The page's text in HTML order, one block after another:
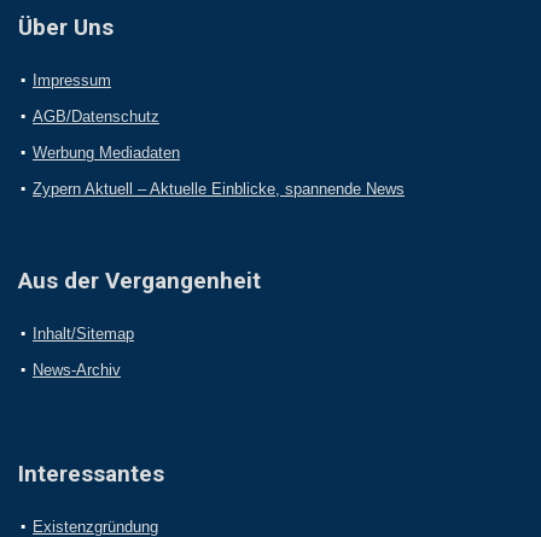
Über Uns
Impressum
AGB/Datenschutz
Werbung Mediadaten
Zypern Aktuell – Aktuelle Einblicke, spannende News
Aus der Vergangenheit
Inhalt/Sitemap
News-Archiv
Interessantes
Existenzgründung